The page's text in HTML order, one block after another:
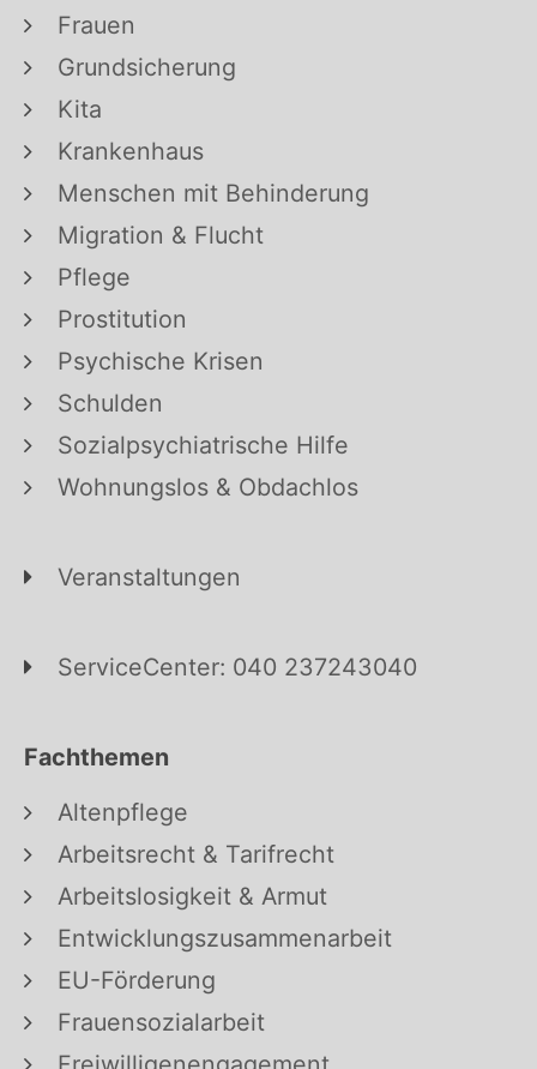
Frauen
Grundsicherung
Kita
Krankenhaus
Menschen mit Behinderung
Migration & Flucht
Pflege
Prostitution
Psychische Krisen
Schulden
Sozialpsychiatrische Hilfe
Wohnungslos & Obdachlos
Veranstaltungen
ServiceCenter: 040 237243040
Fachthemen
Altenpflege
Arbeitsrecht & Tarifrecht
Arbeitslosigkeit & Armut
Entwicklungszusammenarbeit
EU-Förderung
Frauensozialarbeit